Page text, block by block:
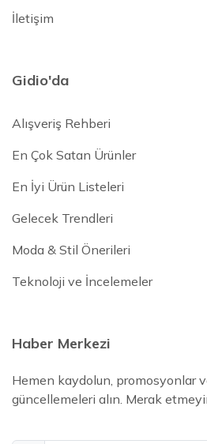
İletişim
Gidio'da
Alışveriş Rehberi
En Çok Satan Ürünler
En İyi Ürün Listeleri
Gelecek Trendleri
Moda & Stil Önerileri
Teknoloji ve İncelemeler
Haber Merkezi
Hemen kaydolun, promosyonlar
güncellemeleri alın. Merak